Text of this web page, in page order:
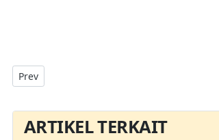
Previous article: Menambahkan Watermark
Prev
ARTIKEL TERKAIT